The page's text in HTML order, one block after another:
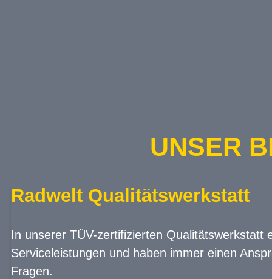
UNSER
Radwelt Qualitätswerkstatt
In unserer TÜV-zertifizierten Qualitätswerkstatt
Serviceleistungen und haben immer einen
Fragen.